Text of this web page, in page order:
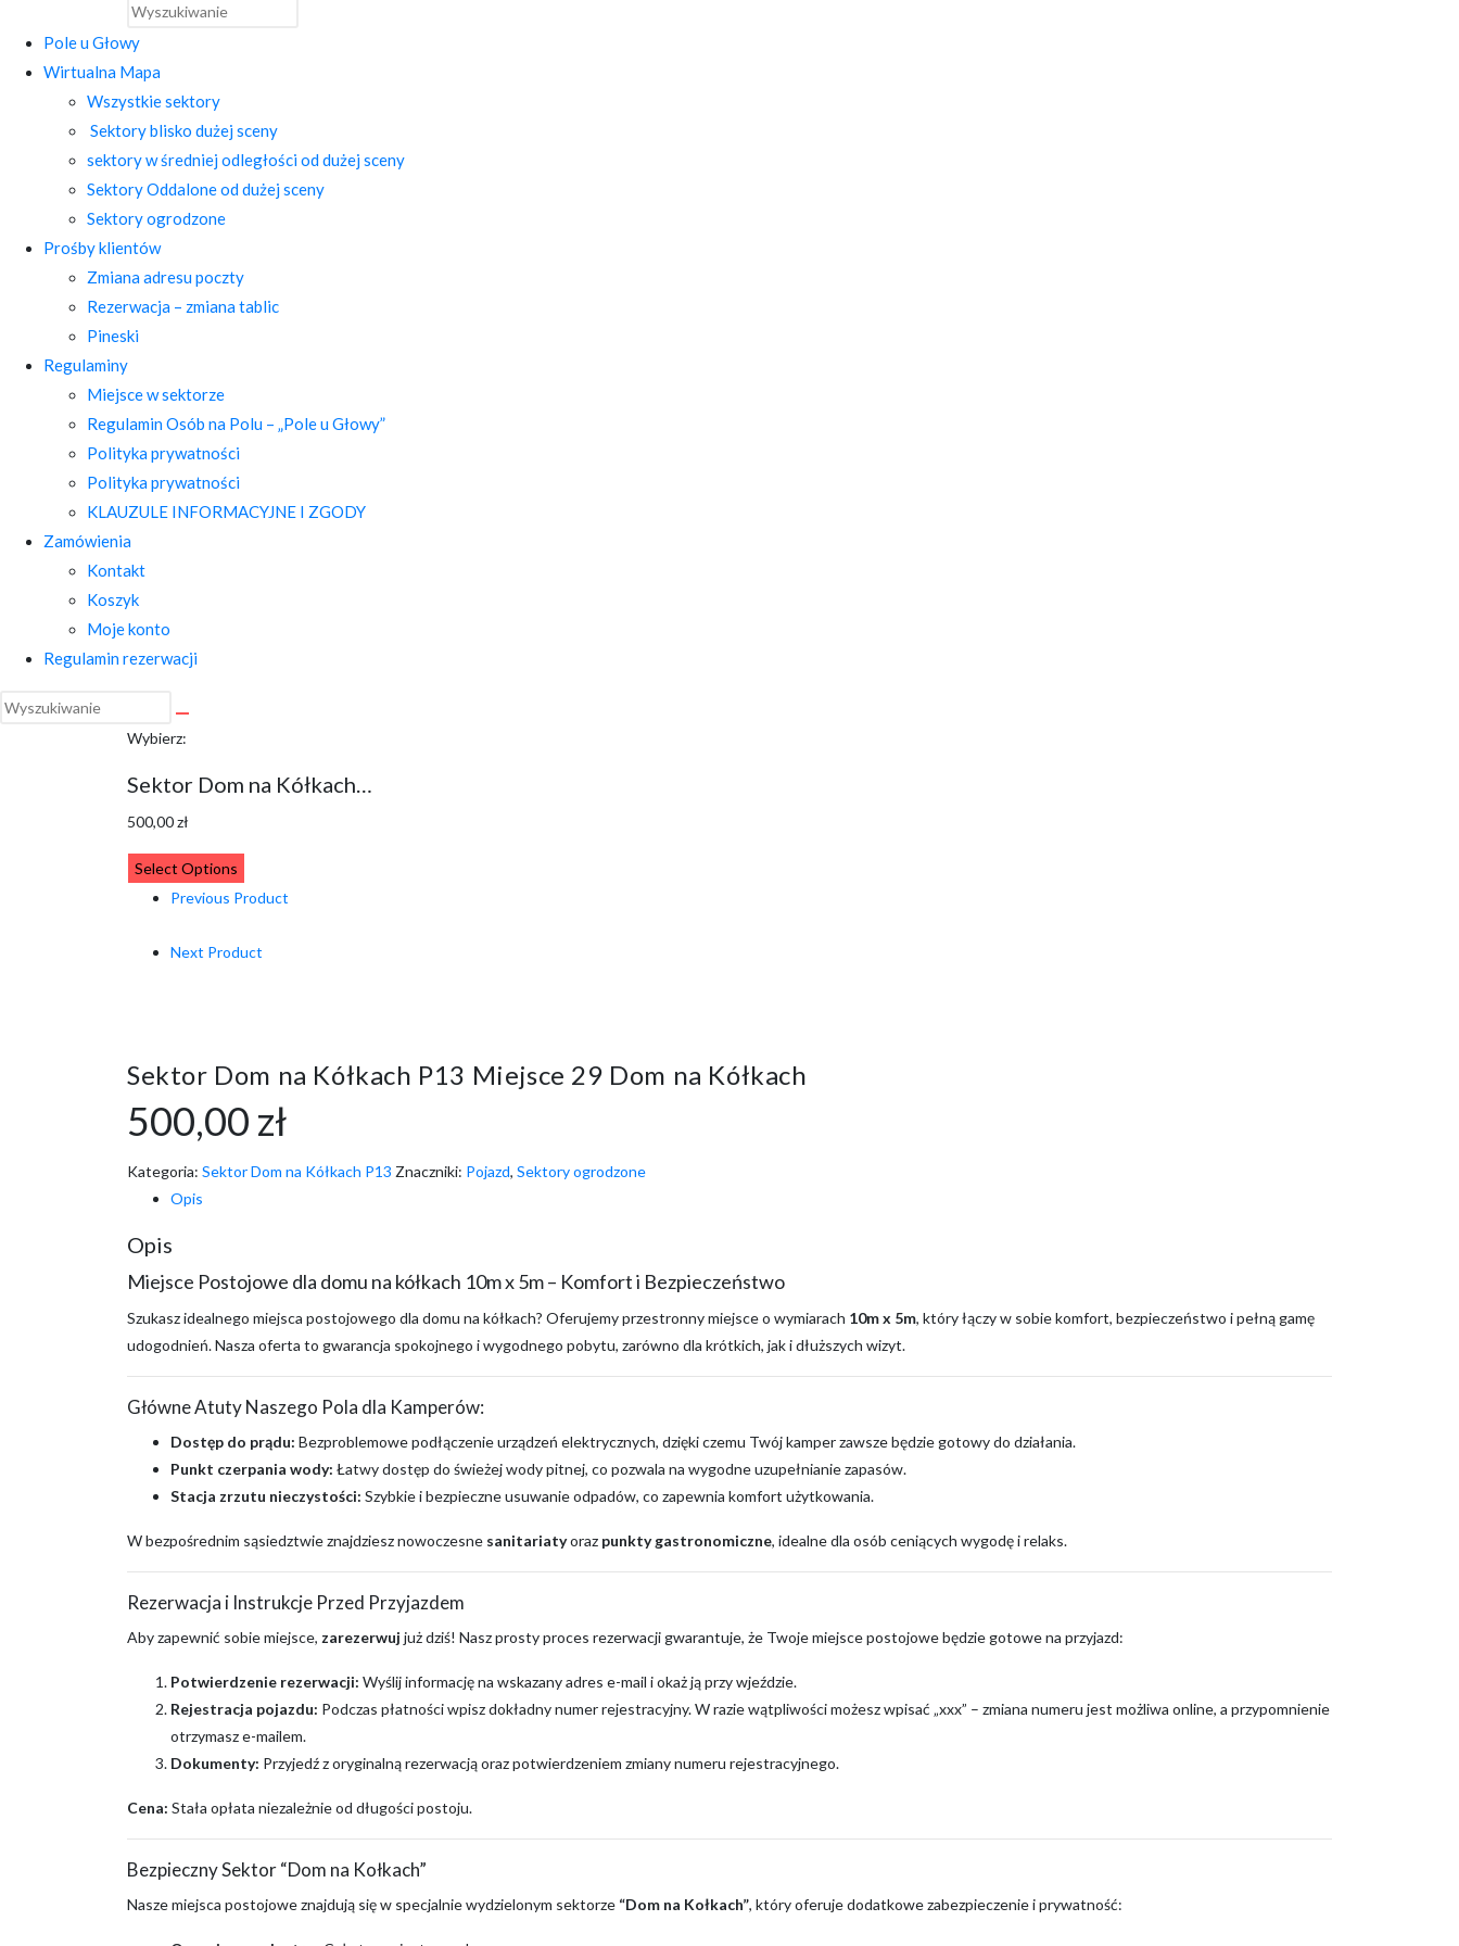
Pole u Głowy
Wirtualna Mapa
Wszystkie sektory
Sektory blisko dużej sceny
sektory w średniej odległości od dużej sceny
Sektory Oddalone od dużej sceny
Sektory ogrodzone
Prośby klientów
Zmiana adresu poczty
Rezerwacja – zmiana tablic
Pineski
Regulaminy
Miejsce w sektorze
Regulamin Osób na Polu – „Pole u Głowy”
Polityka prywatności
Polityka prywatności
KLAUZULE INFORMACYJNE I ZGODY
Zamówienia
Kontakt
Koszyk
Moje konto
Regulamin rezerwacji
Wybierz:
Sektor Dom na Kółkach…
500,00zł
Select Options
Previous Product
Next Product
Sektor Dom na Kółkach P13 Miejsce 29 Dom na Kółkach
500,00 zł
Kategoria: Sektor Dom na Kółkach P13 Znaczniki: Pojazd, Sektory ogrodzone
Opis
Opis
Miejsce Postojowe dla domu na kółkach 10m x 5m – Komfort i Bezpieczeństwo
Szukasz idealnego miejsca postojowego dla domu na kółkach? Oferujemy przestronny miejsce o wymiarach 10m x 5m, który łączy w sobie komfort, bezpieczeństwo i pełną gamę
udogodnień. Nasza oferta to gwarancja spokojnego i wygodnego pobytu, zarówno dla krótkich, jak i dłuższych wizyt.
Główne Atuty Naszego Pola dla Kamperów:
Dostęp do prądu: Bezproblemowe podłączenie urządzeń elektrycznych, dzięki czemu Twój kamper zawsze będzie gotowy do działania.
Punkt czerpania wody: Łatwy dostęp do świeżej wody pitnej, co pozwala na wygodne uzupełnianie zapasów.
Stacja zrzutu nieczystości: Szybkie i bezpieczne usuwanie odpadów, co zapewnia komfort użytkowania.
W bezpośrednim sąsiedztwie znajdziesz nowoczesne sanitariatyoraz punkty gastronomiczne, idealne dla osób ceniących wygodę i relaks.
Rezerwacja i Instrukcje Przed Przyjazdem
Aby zapewnić sobie miejsce, zarezerwuj już dziś! Nasz prosty proces rezerwacji gwarantuje, że Twoje miejsce postojowe będzie gotowe na przyjazd:
Potwierdzenie rezerwacji: Wyślij informację na wskazany adres e-mail i okaż ją przy wjeździe.
Rejestracja pojazdu: Podczas płatności wpisz dokładny numer rejestracyjny. W razie wątpliwości możesz wpisać „xxx” – zmiana numeru jest możliwa online, a przypomnienie
otrzymasz e-mailem.
Dokumenty: Przyjedź z oryginalną rezerwacją oraz potwierdzeniem zmiany numeru rejestracyjnego.
Cena: Stała opłata niezależnie od długości postoju.
Bezpieczny Sektor “Dom na Kołkach”
Nasze miejsca postojowe znajdują się w specjalnie wydzielonym sektorze “Dom na Kołkach”, który oferuje dodatkowe zabezpieczenie i prywatność: